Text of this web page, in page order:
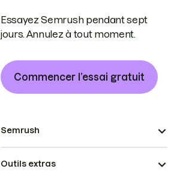
Essayez Semrush pendant sept
jours. Annulez à tout moment.
Commencer l’essai gratuit
Semrush
Outils extras